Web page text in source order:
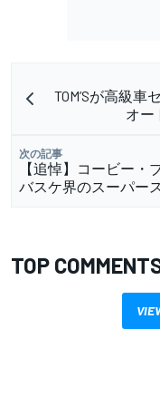
TOM’Sが高級車
オー
次の記事
【追悼】コービー・
バスケ界のスーパー
TOP